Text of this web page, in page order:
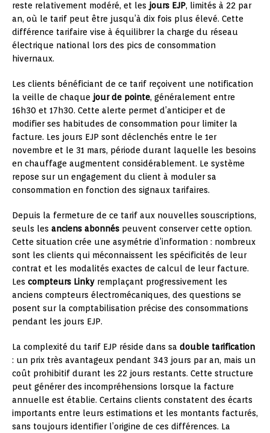
reste relativement modéré, et les jours EJP, limités à 22 par
an, où le tarif peut être jusqu’à dix fois plus élevé. Cette
différence tarifaire vise à équilibrer la charge du réseau
électrique national lors des pics de consommation
hivernaux.
Les clients bénéficiant de ce tarif reçoivent une notification
la veille de chaque jour de pointe, généralement entre
16h30 et 17h30. Cette alerte permet d’anticiper et de
modifier ses habitudes de consommation pour limiter la
facture. Les jours EJP sont déclenchés entre le 1er
novembre et le 31 mars, période durant laquelle les besoins
en chauffage augmentent considérablement. Le système
repose sur un engagement du client à moduler sa
consommation en fonction des signaux tarifaires.
Depuis la fermeture de ce tarif aux nouvelles souscriptions,
seuls les anciens abonnés peuvent conserver cette option.
Cette situation crée une asymétrie d’information : nombreux
sont les clients qui méconnaissent les spécificités de leur
contrat et les modalités exactes de calcul de leur facture.
Les compteurs Linky remplaçant progressivement les
anciens compteurs électromécaniques, des questions se
posent sur la comptabilisation précise des consommations
pendant les jours EJP.
La complexité du tarif EJP réside dans sa double tarification
: un prix très avantageux pendant 343 jours par an, mais un
coût prohibitif durant les 22 jours restants. Cette structure
peut générer des incompréhensions lorsque la facture
annuelle est établie. Certains clients constatent des écarts
importants entre leurs estimations et les montants facturés,
sans toujours identifier l’origine de ces différences. La